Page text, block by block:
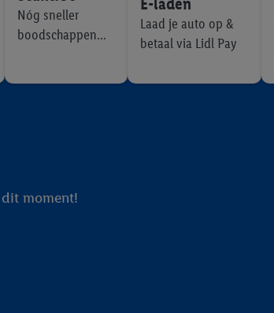
Nóg sneller
boodschappen
Laad je auto op &
betaal via Lidl Pay
moment!
hier.Klik
voor meer informatie